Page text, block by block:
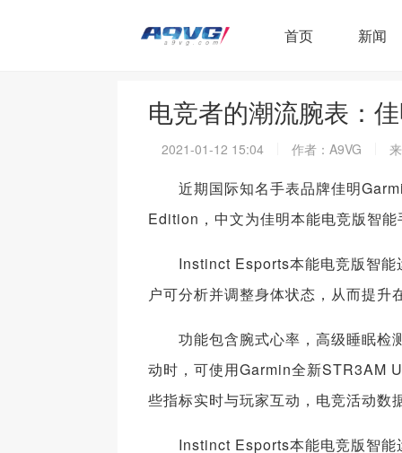
首页 新闻
电竞者的潮流腕表：
2021-01-12 15:04 作者：A9VG
近期国际知名手表品牌佳明
Edition，中文为佳明本能电竞版智
Instinct Esports本能电竞版智能
户可分析并调整身体状态，从而提升
功能包含腕式心率，高级睡眠检
动时，可使用Garmin全新STR3AM
些指标实时与玩家互动，电竞活动
Instinct Esports本能电竞版智能